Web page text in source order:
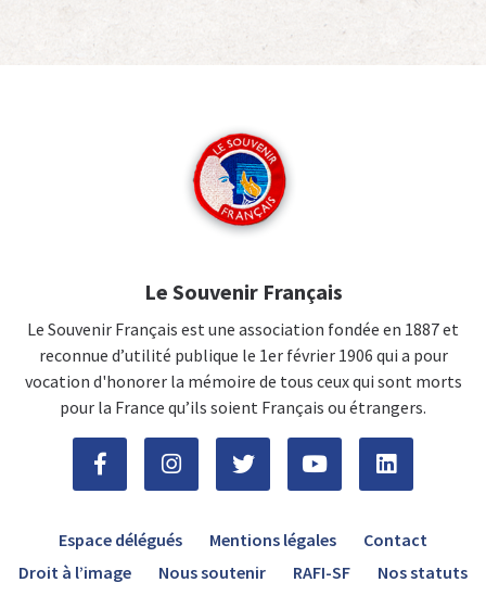
Le Souvenir Français
Le Souvenir Français est une association fondée en 1887 et
reconnue d’utilité publique le 1er février 1906 qui a pour
vocation d'honorer la mémoire de tous ceux qui sont morts
pour la France qu’ils soient Français ou étrangers.
Espace délégués Mentions légales
Contact
Droit à l’image
Nous soutenir RAFI-SF Nos statuts